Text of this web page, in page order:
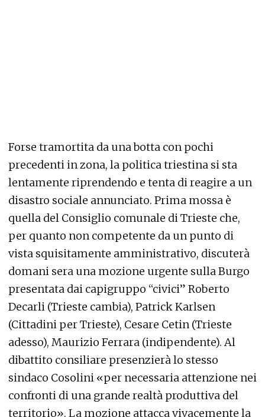
Forse tramortita da una botta con pochi
precedenti in zona, la politica triestina si sta
lentamente riprendendo e tenta di reagire a un
disastro sociale annunciato. Prima mossa è
quella del Consiglio comunale di Trieste che,
per quanto non competente da un punto di
vista squisitamente amministrativo, discuterà
domani sera una mozione urgente sulla Burgo
presentata dai capigruppo “civici” Roberto
Decarli (Trieste cambia), Patrick Karlsen
(Cittadini per Trieste), Cesare Cetin (Trieste
adesso), Maurizio Ferrara (indipendente). Al
dibattito consiliare presenzierà lo stesso
sindaco Cosolini «per necessaria attenzione nei
confronti di una grande realtà produttiva del
territorio». La mozione attacca vivacemente la